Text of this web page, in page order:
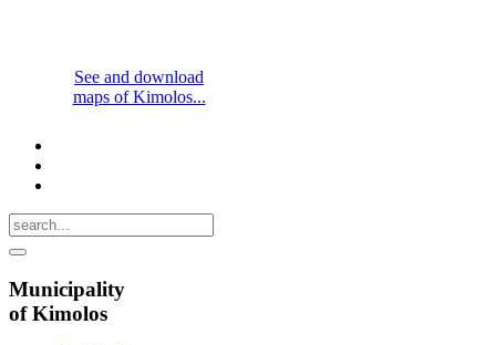
See and download
maps of Kimolos...
Municipality
of Kimolos